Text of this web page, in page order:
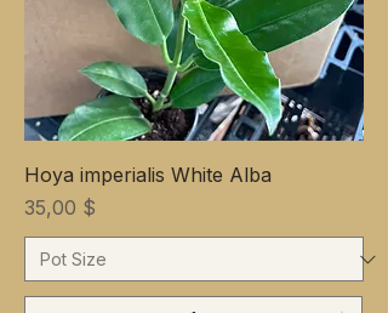
Hoya imperialis White Alba
Цена
35,00 $